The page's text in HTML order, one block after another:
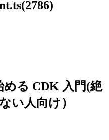
める CDK 入門(絶
い人向け）